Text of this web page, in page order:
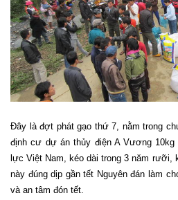
Đây là đợt phát gạo thứ 7, nằm trong
định cư dự án thủy điện A Vương 10kg
lực Việt Nam, kéo dài trong 3 năm rưỡi,
này đúng dịp gần tết Nguyên đán làm
và an tâm đón tết.